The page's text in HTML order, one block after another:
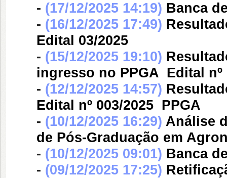
- (17/12/2025 14:19) Banca
- (16/12/2025 17:49)
Edital 03/2025
- (15/12/2025 19:10)
ingresso no PPGA  Edital nº
- (12/12/2025 14:57)
Edital nº 003/2025  PPGA
- (10/12/2025 16:29) Análise
de Pós-Graduação em
- (10/12/2025 09:01) Banca
- (09/12/2025 17:25)